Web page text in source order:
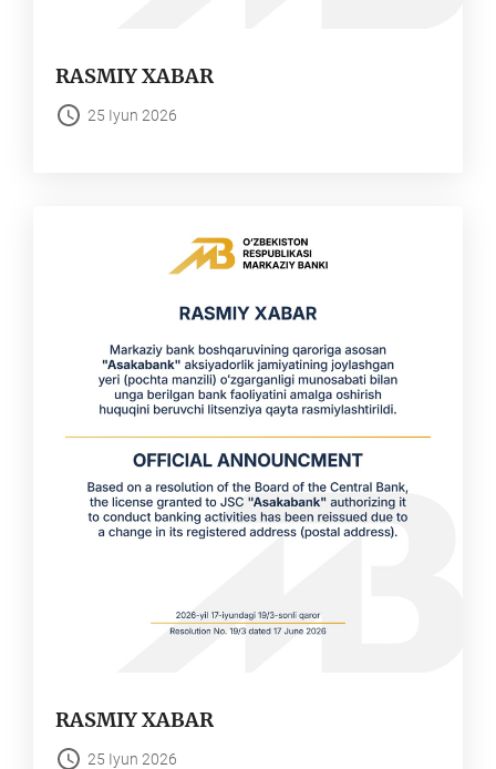
RASMIY XABAR
25 Iyun 2026
RASMIY XABAR
25 Iyun 2026